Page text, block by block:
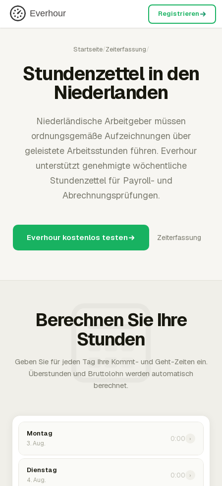
Everhour Registrieren
Startseite/Zeiterfassung/
Stundenzettel in den
Niederlanden
Niederländische Arbeitgeber müssen
ordnungsgemäße Aufzeichnungen über
geleistete Arbeitsstunden führen. Everhour
unterstützt genehmigte wöchentliche
Stundenzettel für Payroll- und
Abrechnungsprüfungen.
Everhour kostenlos testen Zeiterfassung
Berechnen Sie Ihre
Stunden
Geben Sie für jeden Tag Ihre Kommt- und Geht-Zeiten ein.
Überstunden und Bruttolohn werden automatisch
berechnet.
Montag
3. Aug.
0:00 ›
Dienstag
4. Aug.
0:00 ›